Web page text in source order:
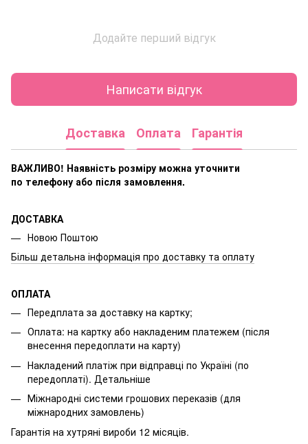
Додайте перший відгук
Написати відгук
Доставка Оплата Гарантія
ВАЖЛИВО! Наявність розміру можна уточнити
по телефону або після замовлення.
ДОСТАВКА
Новою Поштою
Більш детальна інформація про доставку та оплату
ОПЛАТА
Передплата за доставку на картку;
Оплата: на картку або накладеним платежем (після
внесення передоплати на карту)
Накладений платіж при відправці по Україні (по
передоплаті). Детальніше
Міжнародні системи грошових переказів (для
міжнародних замовлень)
Гарантія на хутряні вироби 12 місяців.